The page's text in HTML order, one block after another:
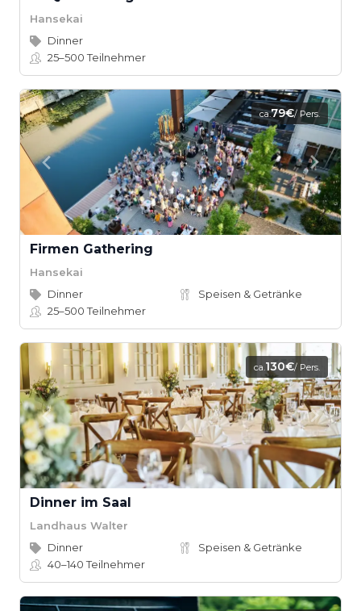
Hansekai
Dinner
25–500Teilnehmer
ca.79€/ Pers.
Firmen Gathering
Hansekai
Dinner
Speisen & Getränke
25–500Teilnehmer
ca.130€/ Pers.
Dinner im Saal
Landhaus Walter
Dinner
Speisen & Getränke
40–140Teilnehmer